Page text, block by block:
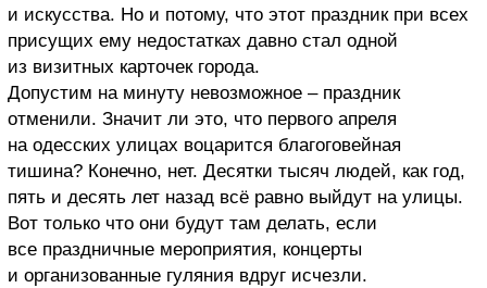
и искусства. Но и потому, что этот праздник при всех
присущих ему недостатках давно стал одной
из визитных карточек города.
Допустим на минуту невозможное – праздник
отменили. Значит ли это, что первого апреля
на одесских улицах воцарится благоговейная
тишина? Конечно, нет. Десятки тысяч людей, как год,
пять и десять лет назад всё равно выйдут на улицы.
Вот только что они будут там делать, если
все праздничные мероприятия, концерты
и организованные гуляния вдруг исчезли.